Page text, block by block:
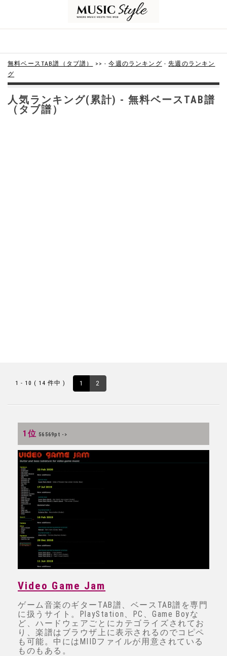
無料ベースTAB譜（タブ譜） >> -今週のランキング -先週のランキン
グ
人気ランキング(累計) - 無料ベースTAB譜
（タブ譜）
1 - 10 ( 14 件中 ) 1 2
1位 56569pt ->
Video Game Jam
ゲーム音楽のギターTAB譜、ベースTAB譜を専門
に扱うサイト。PlayStation、PC、Game Boyな
ど、ハードウェアごとにカテゴライズされてお
り、楽譜はブラウザ上に表示されるのでコピペ
も可能。中にはMIIDファイルが用意されている
ものもある。